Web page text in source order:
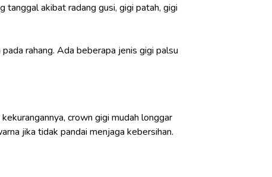
tanggal akibat radang gusi, gigi patah, gigi
rahang. Ada beberapa jenis gigi palsu
crown gigi mudah longgar
jika tidak pandai menjaga kebersihan.